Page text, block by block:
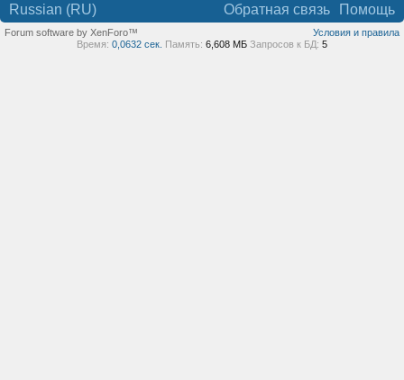
Russian (RU) Обратная связь Помощь
Условия и правила
Forum software by XenForo™
Время: 0,0632 сек. Память: 6,608 МБ Запросов к БД: 5